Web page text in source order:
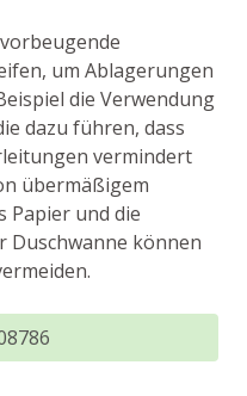
um Ablagerungen
die Verwendung
dazu führen, dass
vermindert
übermäßigem
Papier und die
Duschwanne können